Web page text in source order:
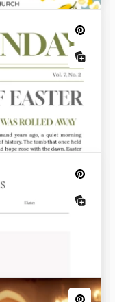
über die
mit